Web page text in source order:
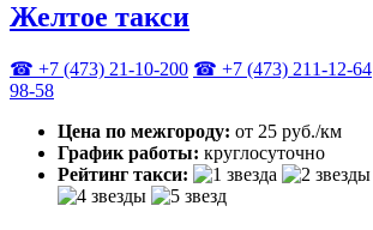
Желтое такси
☎ +7 (473) 21-10-200 ☎ +7 (473) 211-12-64
98-58
Цена по межгороду: от 25 руб./км
График работы: круглосуточно
Рейтинг такси: